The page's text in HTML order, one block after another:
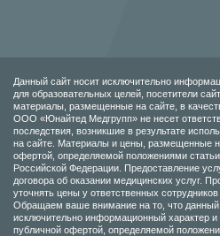
Данный сайт носит исключительно
для образовательных целей, посетители
материалы, размещенные на сайте, в
ООО «Юнайтед Медгрупп» не несет
последствия, возникшие в результате
на сайте. Материалы и цены, размещенные
офертой, определяемой положениями статьи
Российской Федерации. Предоставление
договора об оказании медицинских услуг.
уточнять цены у ответственных
Обращаем ваше внимание на то, что данный
исключительно информационный характер и
публичной офертой, определяемой